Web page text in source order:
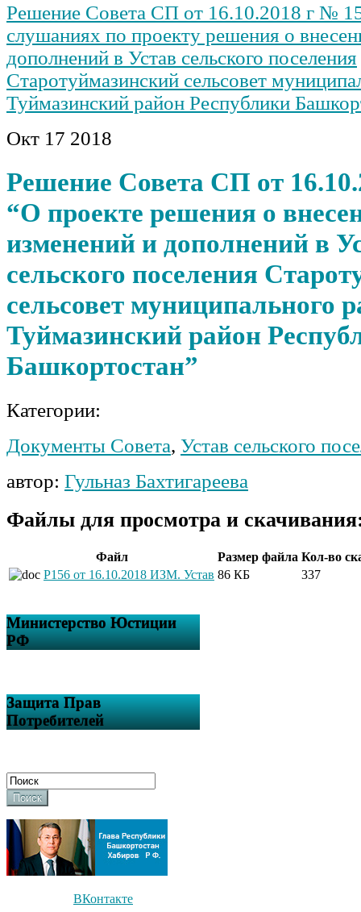
Решение Совета СП от 16.10.2018 г №
слушаниях по проекту решения о
дополнений в Устав сельского поселения
Старотуймазинский сельсовет
Туймазинский район Республики
Окт 17 2018
Решение Совета СП от
“О проекте решения о
изменений и дополнений в
сельского поселения
сельсовет муниципального
Туймазинский район
Башкортостан”
Категории:
Документы Совета, Устав сельского
автор: Гульназ Бахтигареева
Файлы для просмотра и
Файл Размер файла Кол-во
Р156 от 16.10.2018 ИЗМ. Устав 86 КБ 337
Министерство Юстиции
РФ
Защита Прав
Потребителей
Поиск
ВКонтакте